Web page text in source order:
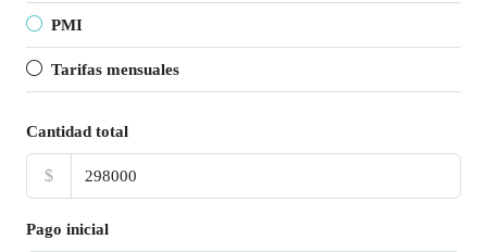
PMI
Tarifas mensuales
Cantidad total
$
Pago inicial